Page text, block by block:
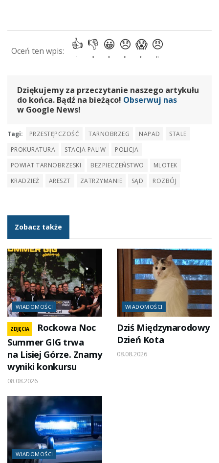
Dziękujemy za przeczytanie naszego artykułu
do końca. Bądź na bieżąco! Obserwuj nas
w Google News!
Tagi: PRZESTĘPCZOŚĆ TARNOBRZEG NAPAD
STALE
PROKURATURA
STACJA PALIW
POLICJA
POWIAT TARNOBRZESKI
BEZPIECZEŃSTWO
MLOTEK
KRADZIEŻ
ARESZT ZATRZYMANIE SĄD ROZBÓJ
Zobacz także
WIADOMOŚCI
ZDJĘCIA
Rockowa Noc
Summer GIG trwa
na Lisiej Górze. Znamy
wyniki konkursu
08.08.2026
WIADOMOŚCI
Dziś Międzynarodowy
Dzień Kota
08.08.2026
WIADOMOŚCI